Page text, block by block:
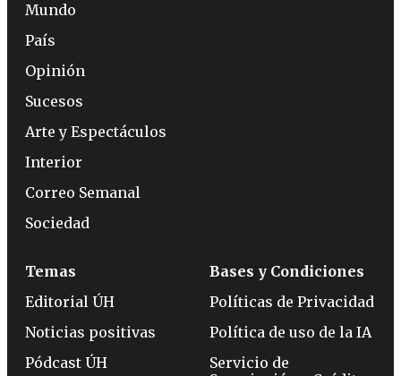
Mundo
País
Opinión
Sucesos
Arte y Espectáculos
Interior
Correo Semanal
Sociedad
Temas
Editorial ÚH
Noticias positivas
Pódcast ÚH
Bases y Condiciones
Políticas de Privacidad
Política de uso de la IA
Servicio de